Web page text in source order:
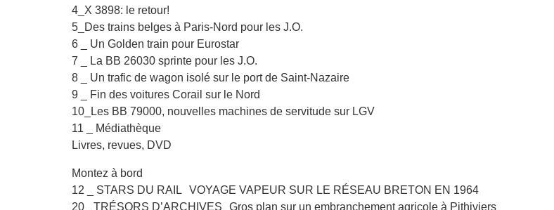
4_X 3898: le retour!
5_Des trains belges à Paris-Nord pour les J.O.
6 _ Un Golden train pour Eurostar
7 _ La BB 26030 sprinte pour les J.O.
8 _ Un trafic de wagon isolé sur le port de Saint-Nazaire
9 _ Fin des voitures Corail sur le Nord
10_Les BB 79000, nouvelles machines de servitude sur LGV
11 _ Médiathèque
Livres, revues, DVD
Montez à bord
12 _ STARS DU RAIL VOYAGE VAPEUR SUR LE RÉSEAU BRETON EN 1964
20 _TRÉSORS D’ARCHIVES Gros plan sur un embranchement agricole à Pithiviers